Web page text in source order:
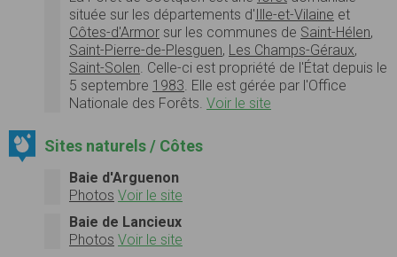
située sur les départements d' Ille-et-Vilaine et
Côtes-d'Armor sur les communes de Saint-Hélen,
Saint-Pierre-de-Plesguen, Les Champs-Géraux,
Saint-Solen. Celle-ci est propriété de l'État depuis le
5 septembre 1983. Elle est gérée par l'Office
Nationale des Forêts. Voir le site
Sites naturels / Côtes
Baie d'Arguenon
Photos Voir le site
Baie de Lancieux
Photos Voir le site